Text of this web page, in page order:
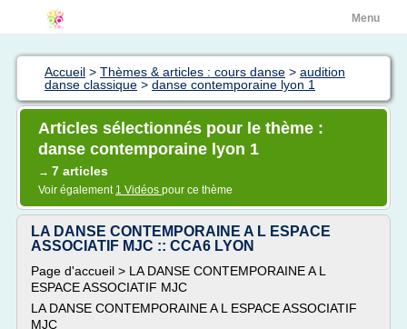
Menu
Accueil > Thèmes & articles : cours danse > audition
danse classique > danse contemporaine lyon 1
Articles sélectionnés pour le thème :
danse contemporaine lyon 1
→ 7 articles
Voir également 1 Vidéos pour ce thème
LA DANSE CONTEMPORAINE A L ESPACE
ASSOCIATIF MJC :: CCA6 LYON
Page d'accueil > LA DANSE CONTEMPORAINE A L
ESPACE ASSOCIATIF MJC
LA DANSE CONTEMPORAINE A L ESPACE ASSOCIATIF
MJC